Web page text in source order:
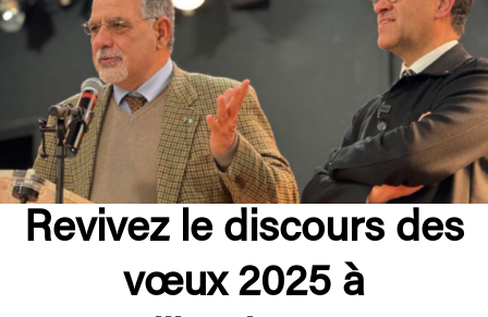
Revivez le discours des
vœux 2025 à